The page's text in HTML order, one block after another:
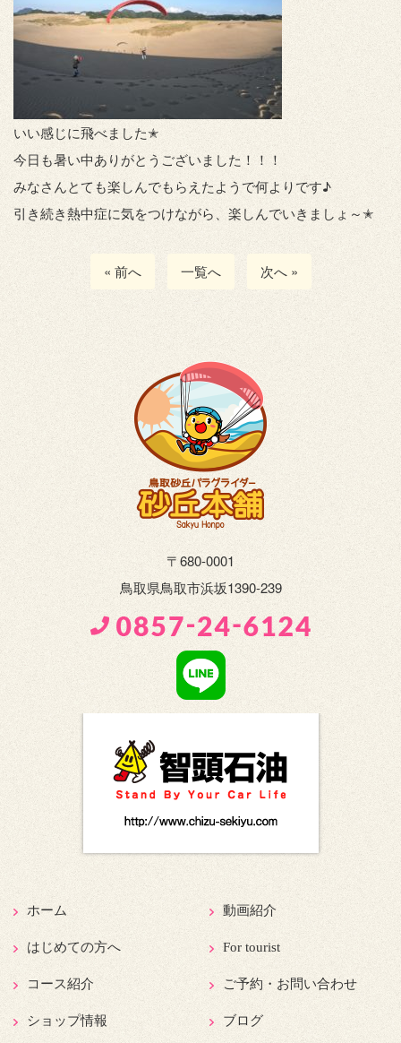
いい感じに飛べました✭
今日も暑い中ありがとうございました！！！
みなさんとても楽しんでもらえたようで何よりです♪
引き続き熱中症に気をつけながら、楽しんでいきましょ～✭
« 前へ 一覧へ 次へ »
〒680-0001
鳥取県鳥取市浜坂1390-239
ホーム
はじめての方へ
コース紹介
ショップ情報
動画紹介
For tourist
ご予約・お問い合わせ
ブログ